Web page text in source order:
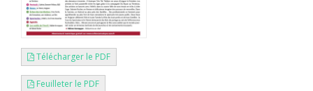
Télécharger le PDF
Feuilleter le PDF